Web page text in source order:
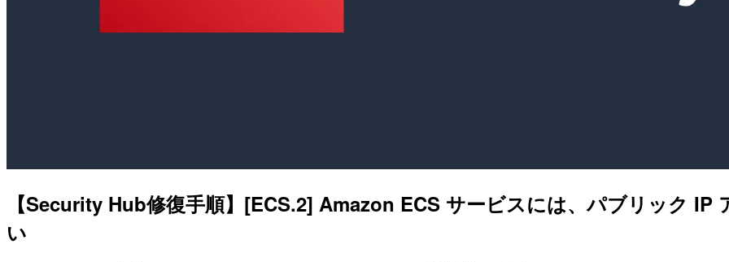
【Security Hub修復手順】[ECS.2] Amazon ECS サービスには、パブリック IP
い